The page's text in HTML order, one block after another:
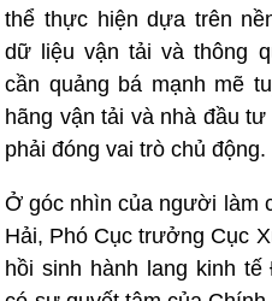
thể thực hiện dựa trên
dữ liệu vận tải và thông
cần quảng bá mạnh mẽ
hãng vận tải và nhà đầu
phải đóng vai trò chủ động.
Ở góc nhìn của người làm
Hải, Phó Cục trưởng Cục
hồi sinh hành lang kinh